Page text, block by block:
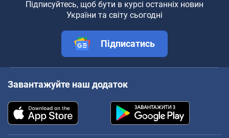
Підписуйтесь, щоб бути в курсі останніх новин
України та світу сьогодні
Підписатись
Завантажуйте наш додаток